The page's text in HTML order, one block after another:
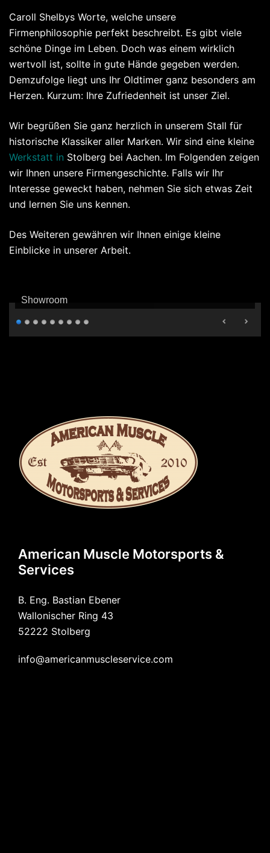
Caroll Shelbys Worte, welche unsere
Firmenphilosophie perfekt beschreibt. Es gibt viele
schöne Dinge im Leben. Doch was einem wirklich
wertvoll ist, sollte in gute Hände gegeben werden.
Demzufolge liegt uns Ihr Oldtimer ganz besonders am
Herzen. Kurzum: Ihre Zufriedenheit ist unser Ziel.
Wir begrüßen Sie ganz herzlich in unserem Stall für
historische Klassiker aller Marken. Wir sind eine kleine
Werkstatt in Stolberg bei Aachen. Im Folgenden zeigen
wir Ihnen unsere Firmengeschichte. Falls wir Ihr
Interesse geweckt haben, nehmen Sie sich etwas Zeit
und lernen Sie uns kennen.
Des Weiteren gewähren wir Ihnen einige kleine
Einblicke in unserer Arbeit.
Showroom
American Muscle Motorsports &
Services
B. Eng. Bastian Ebener
Wallonischer Ring 43
52222 Stolberg
info@americanmuscleservice.com